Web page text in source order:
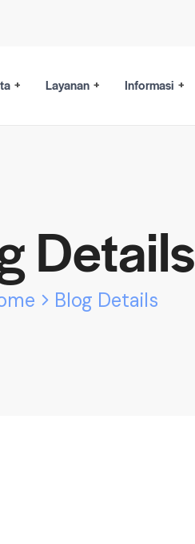
Layanan Informasi
Details
Blog Details